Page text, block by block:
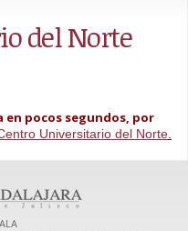
del Norte
en pocos segundos, por
Universitario del Norte